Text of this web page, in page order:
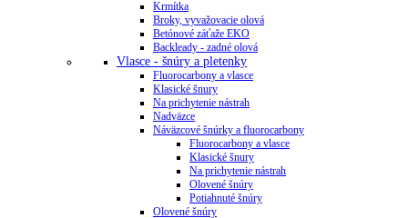
Krmítka
Broky, vyvažovacie olová
Betónové záťaže EKO
Backleady - zadné olová
Vlasce - šnúry a pletenky
Fluorocarbony a vlasce
Klasické šnury
Na prichytenie nástrah
Nadväzce
Náväzcové šnúrky a fluorocarbony
Fluorocarbony a vlasce
Klasické šnury
Na prichytenie nástrah
Olovené šnúry
Potiahnuté šnúry
Olovené šnúry